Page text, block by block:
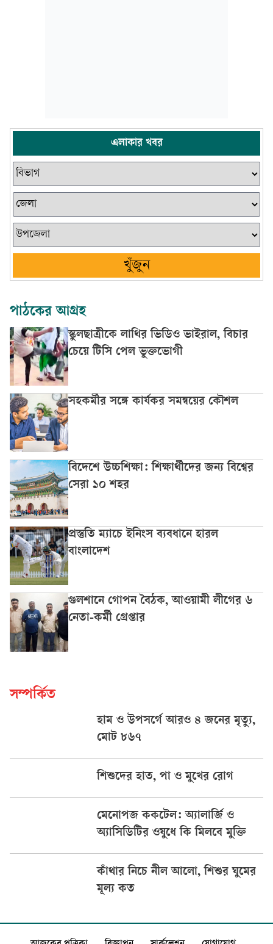
এলাকার খবর
খুঁজুন
পাঠকের আগ্রহ
স্কুলছাত্রীকে লাথির ভিডিও ভাইরাল, বিচার
চেয়ে টিসি পেল ভুক্তভোগী
সহকর্মীর সঙ্গে কার্যকর সমন্বয়ের কৌশল
বিদেশে উচ্চশিক্ষা: শিক্ষার্থীদের জন্য বিশ্বের
সেরা ১০ শহর
প্রস্তুতি ম্যাচে ইনিংস ব্যবধানে হারল
বাংলাদেশ
গুলশানে গোপন বৈঠক, আওয়ামী লীগের ৬
নেতা-কর্মী গ্রেপ্তার
সম্পর্কিত
হাম ও উপসর্গে আরও ৪ জনের মৃত্যু,
মোট ৮৬৭
শিশুদের হাত, পা ও মুখের রোগ
মেনোপজ ককটেল: অ্যালার্জি ও
অ্যাসিডিটির ওষুধে কি মিলবে মুক্তি
কাঁথার নিচে নীল আলো, শিশুর ঘুমের
মূল্য কত